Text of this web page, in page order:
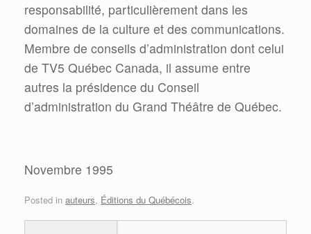
responsabilité, particulièrement dans les
domaines de la culture et des communications.
Membre de conseils d’administration dont celui
de TV5 Québec Canada, il assume entre
autres la présidence du Conseil
d’administration du Grand Théâtre de Québec.
Novembre 1995
Posted in auteurs, Éditions du Québécois.